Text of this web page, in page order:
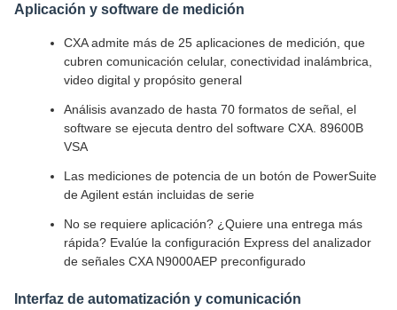
Aplicación y software de medición
CXA admite más de 25 aplicaciones de medición, que
cubren comunicación celular, conectividad inalámbrica,
video digital y propósito general
Análisis avanzado de hasta 70 formatos de señal, el
software se ejecuta dentro del software CXA. 89600B
VSA
Las mediciones de potencia de un botón de PowerSuite
de Agilent están incluidas de serie
No se requiere aplicación? ¿Quiere una entrega más
rápida? Evalúe la configuración Express del analizador
de señales CXA N9000AEP preconfigurado
Interfaz de automatización y comunicación